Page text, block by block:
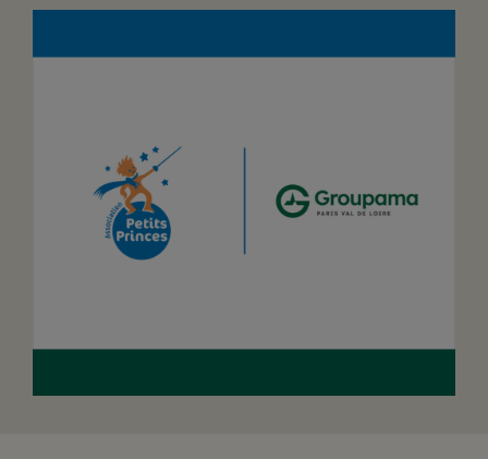
FAIRE UN DON
ESPACE PRESSE
JE DEVIENS